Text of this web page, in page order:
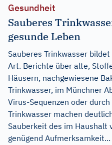
Gesundheit
Sauberes
gesunde Leben
Sauberes Trinkwasser
Art. Berichte über alte,
Häusern, nachgewiesene
Trinkwasser, im Münchner
Virus-Sequenzen oder
Trinkwasser machen
Sauberkeit des im Haushalt
genügend Aufmerksamkeit...